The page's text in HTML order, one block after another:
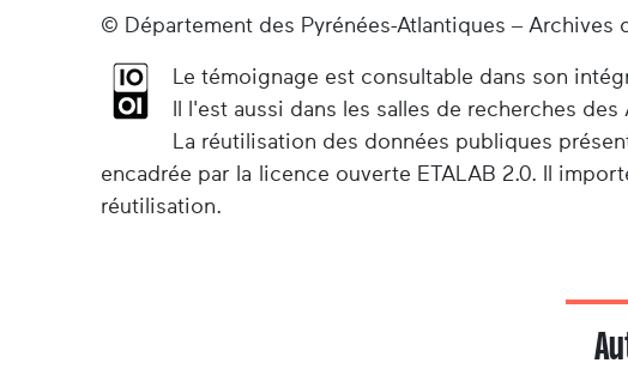
© Département des Pyrénées-Atlantiques – Archives
Le témoignage est consultable dans son
Il l'est aussi dans les salles de recherches
La réutilisation des données publiques
encadrée par la licence ouverte ETALAB 2.0. Il
réutilisation.